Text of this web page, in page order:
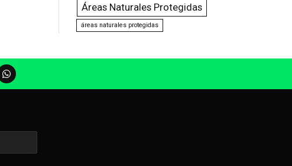
Áreas Naturales Protegidas
áreas naturales protegidas